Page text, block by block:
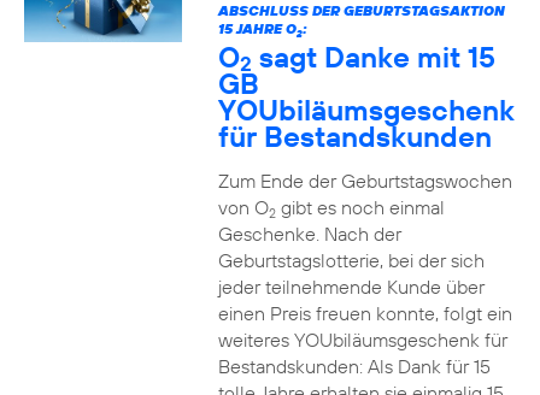
ABSCHLUSS DER GEBURTSTAGSAKTION
15 JAHRE O2:
O2 sagt Danke mit 15
GB
YOUbiläumsgeschenk
für Bestandskunden
Zum Ende der Geburtstagswochen
von O2gibt es noch einmal
Geschenke. Nach der
Geburtstagslotterie, bei der sich
jeder teilnehmende Kunde über
einen Preis freuen konnte, folgt ein
weiteres YOUbiläumsgeschenk für
Bestandskunden: Als Dank für 15